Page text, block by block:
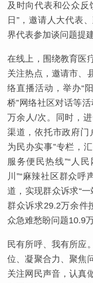
及时向代表和公众反
日”，邀请人大代表
界代表参加谈问题提建
在线上，围绕教育医
关注热点，邀请市、
络直播活动，举办“
桥”网络社区对话等
万余人/次。同时，
渠道，依托市政府门
为民办实事”专栏，
服务便民热线”“人
川”“麻辣社区群众呼
道，实现群众诉求“
群众诉求29.2万余件
众急难愁盼问题10.9万
民有所呼、我有所应
位、凝聚合力、聚焦
关注网民声音，认真